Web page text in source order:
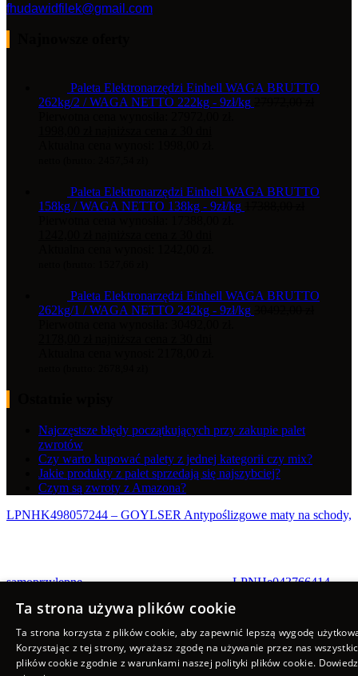
fhudawidfilek@gmail.com
Paleta Elektronarzędzi Einhell WAGA BRUTTO
262kg/2 / WAGA NETTO 222kg - 9zł/kg
Paleta Elektronarzędzi Einhell WAGA BRUTTO
158kg / WAGA NETTO 138kg - 9zł/kg
Paleta Elektronarzędzi Einhell WAGA BRUTTO
262kg/1 / WAGA NETTO 242kg - 9zł/kg
Najczęstsze błędy początkujących przy zakupie palet
zwrotów
Czy warto kupować palety z jednej kategorii czy mix?
Jakie produkty z palet sprzedają się najszybciej?
Czym są zwroty z Amazona?
LPNHK498057244 – GOYLSER Antypoślizgowe maty na schody,
samoprzylepne,...
LPNHe043766414 –
Scroll to top
Ta strona używa plików cookie
Ta strona korzysta z plików cookie, aby zapewnić lepszą wygodę
Korzystając z tej strony, wyrażasz zgodę na używanie przez nas
plików cookie zgodnie z warunkami naszej polityki plików cookie.